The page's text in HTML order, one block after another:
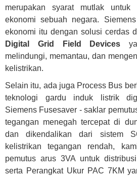
merupakan syarat mutlak untuk
ekonomi sebuah negara.
ekonomi itu dengan solusi cerdas
Digital Grid Field Devices
melindungi, memantau, dan
kelistrikan.
Selain itu, ada juga Process Bus
teknologi gardu induk listrik
Siemens Fusesaver - saklar
tegangan menegah tercepat di
dan dikendalikan dari sistem
kelistrikan tegangan rendah,
pemutus arus 3VA untuk
serta Perangkat Ukur PAC 7KM